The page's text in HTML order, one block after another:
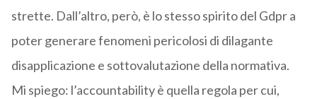
strette. Dall’altro, però, è lo stesso spirito del Gdpr a
poter generare fenomeni pericolosi di dilagante
disapplicazione e sottovalutazione della normativa.
Mi spiego: l’accountability è quella regola per cui,